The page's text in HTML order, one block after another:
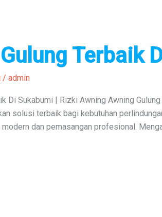
Terbaik
/ admin
Di Sukabumi | Rizki Awning Awning
solusi terbaik bagi kebutuhan
dan pemasangan profesional.